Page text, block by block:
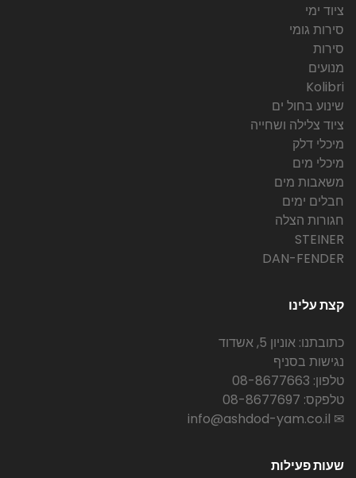
ציוד ימי
סירות גומי
סירות
מנועים
Kolibri
שינוע בחול ים
ציוד צלילה ושחייה
מיכלי דלק
מיכלי מים
משאבות מים
חבלים ימים
חגורות הצלה
STEINER
DAN-FENDER
קצת עלינו
כתובתנו: אוניון 5, אשדוד
נגישות בסניף
טלפון: 08-8677663
טלפקס: 08-8677697
✉ info@ashdod-yam.co.il
שעות פעילות